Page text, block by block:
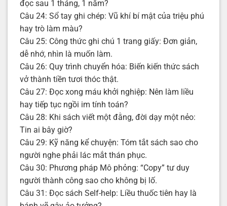
đọc sau 1 tháng, 1 năm?
Câu 24: Sổ tay ghi chép: Vũ khí bí mật của triệu phú
hay trò làm màu?
Câu 25: Công thức ghi chú 1 trang giấy: Đơn giản,
dễ nhớ, nhìn là muốn làm.
Câu 26: Quy trình chuyển hóa: Biến kiến thức sách
vở thành tiền tươi thóc thật.
Câu 27: Đọc xong máu khởi nghiệp: Nên làm liều
hay tiếp tục ngồi im tính toán?
Câu 28: Khi sách viết một đằng, đời dạy một nẻo:
Tin ai bây giờ?
Câu 29: Kỹ năng kể chuyện: Tóm tắt sách sao cho
người nghe phải lác mắt thán phục.
Câu 30: Phương pháp Mô phỏng: “Copy” tư duy
người thành công sao cho không bị lố.
Câu 31: Đọc sách Self-help: Liều thuốc tiên hay là